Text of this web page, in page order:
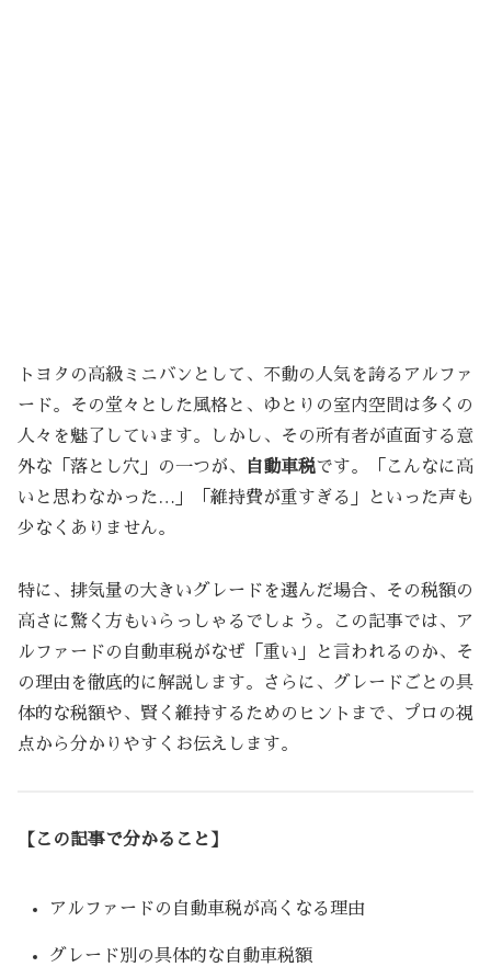
トヨタの高級ミニバンとして、不動の人気を誇るアルファ
ード。その堂々とした風格と、ゆとりの室内空間は多くの
人々を魅了しています。しかし、その所有者が直面する意
外な「落とし穴」の一つが、
自動車税です。「こんなに高
いと思わなかった…」「維持費が重すぎる」といった声も
少なくありません。
特に、排気量の大きいグレードを選んだ場合、その税額の
高さに驚く方もいらっしゃるでしょう。この記事では、ア
ルファードの自動車税がなぜ「重い」と言われるのか、そ
の理由を徹底的に解説します。さらに、グレードごとの具
体的な税額や、賢く維持するためのヒントまで、プロの視
点から分かりやすくお伝えします。
【この記事で分かること】
アルファードの自動車税が高くなる理由
グレード別の具体的な自動車税額